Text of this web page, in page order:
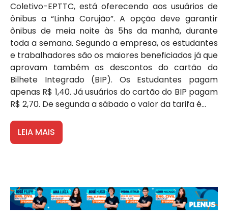
Coletivo-EPTTC, está oferecendo aos usuários de
ônibus a “Linha Corujão”. A opção deve garantir
ônibus de meia noite às 5hs da manhã, durante
toda a semana. Segundo a empresa, os estudantes
e trabalhadores são os maiores beneficiados já que
aprovam também os descontos do cartão do
Bilhete Integrado (BIP). Os Estudantes pagam
apenas R$ 1,40. Já usuários do cartão do BIP pagam
R$ 2,70. De segunda a sábado o valor da tarifa é...
LEIA MAIS